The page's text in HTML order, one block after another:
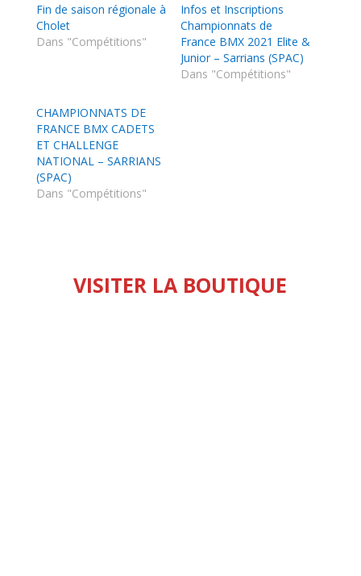
Fin de saison régionale à
Cholet
Dans "Compétitions"
Infos et Inscriptions
Championnats de
France BMX 2021 Elite &
Junior – Sarrians (SPAC)
Dans "Compétitions"
CHAMPIONNATS DE
FRANCE BMX CADETS
ET CHALLENGE
NATIONAL – SARRIANS
(SPAC)
Dans "Compétitions"
VISITER LA BOUTIQUE